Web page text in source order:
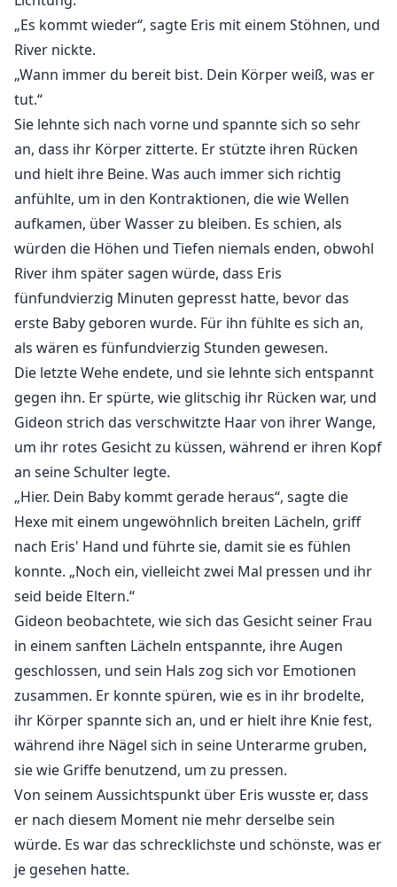
„Es kommt wieder“, sagte Eris mit einem Stöhnen, und
River nickte.
„Wann immer du bereit bist. Dein Körper weiß, was er
tut.“
Sie lehnte sich nach vorne und spannte sich so sehr
an, dass ihr Körper zitterte. Er stützte ihren Rücken
und hielt ihre Beine. Was auch immer sich richtig
anfühlte, um in den Kontraktionen, die wie Wellen
aufkamen, über Wasser zu bleiben. Es schien, als
würden die Höhen und Tiefen niemals enden, obwohl
River ihm später sagen würde, dass Eris
fünfundvierzig Minuten gepresst hatte, bevor das
erste Baby geboren wurde. Für ihn fühlte es sich an,
als wären es fünfundvierzig Stunden gewesen.
Die letzte Wehe endete, und sie lehnte sich entspannt
gegen ihn. Er spürte, wie glitschig ihr Rücken war, und
Gideon strich das verschwitzte Haar von ihrer Wange,
um ihr rotes Gesicht zu küssen, während er ihren Kopf
an seine Schulter legte.
„Hier. Dein Baby kommt gerade heraus“, sagte die
Hexe mit einem ungewöhnlich breiten Lächeln, griff
nach Eris' Hand und führte sie, damit sie es fühlen
konnte. „Noch ein, vielleicht zwei Mal pressen und ihr
seid beide Eltern.“
Gideon beobachtete, wie sich das Gesicht seiner Frau
in einem sanften Lächeln entspannte, ihre Augen
geschlossen, und sein Hals zog sich vor Emotionen
zusammen. Er konnte spüren, wie es in ihr brodelte,
ihr Körper spannte sich an, und er hielt ihre Knie fest,
während ihre Nägel sich in seine Unterarme gruben,
sie wie Griffe benutzend, um zu pressen.
Von seinem Aussichtspunkt über Eris wusste er, dass
er nach diesem Moment nie mehr derselbe sein
würde. Es war das schrecklichste und schönste, was er
je gesehen hatte.